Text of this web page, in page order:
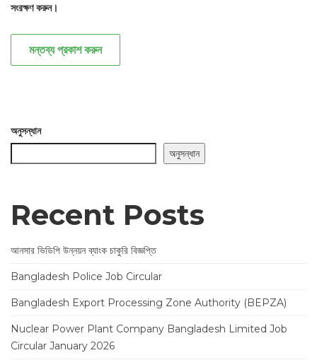
সংরক্ষণ করুন।
মন্তব্য প্রকাশ করুন
অনুসন্ধান
অনুসন্ধান
Recent Posts
আনসার ভিডিপি উন্নয়ন ব্যাংক চাকুরি বিজ্ঞপ্তি
Bangladesh Police Job Circular
Bangladesh Export Processing Zone Authority (BEPZA)
Nuclear Power Plant Company Bangladesh Limited Job
Circular January 2026